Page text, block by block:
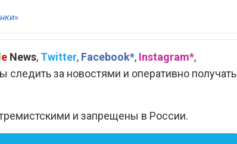
e News, Twitter, Facebook*, Instagram*,
следить за новостями и оперативно получать
и запрещены в России.